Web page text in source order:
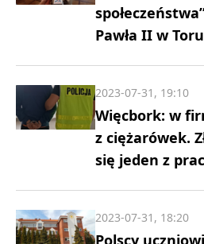
Pawła II w
Więcbork: w
z ciężarówek.
się jeden z
2023-07-31, 19:10
Polscy
2023-07-31, 18:20